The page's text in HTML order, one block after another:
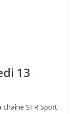
13
SFR Sport